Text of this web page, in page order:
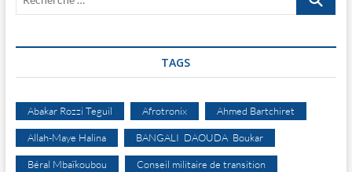
TAGS
Abakar Rozzi Teguil Afrotronix Ahmed Bartchiret
Allah-Maye Halina BANGALI DAOUDA Boukar
Béral Mbaïkoubou Conseil militaire de transition